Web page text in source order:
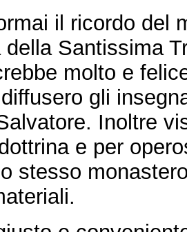
il ricordo del
della Santissima
molto e
gli
Inoltre
e per
stesso